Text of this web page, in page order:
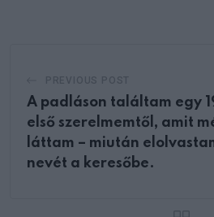
A padláson találtam egy
első szerelmemtől, amit
láttam – miután
nevét a keresőbe.